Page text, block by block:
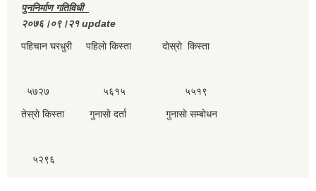
पुननिर्माण गतिविधी
२०७६।०९।२१ update
पहिचान घरधुरी पहिलाे किस्ता दाेस्राे किस्ता
५७२७ ५६१५ ५५१९
तेस्राे किस्ता गुनासाे दर्ता गुनासाे सम्बाेधन
५२९६